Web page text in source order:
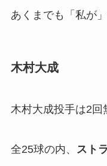
あくまでも「私が
木村大成
木村大成投手は2回
全25球の内、 スト